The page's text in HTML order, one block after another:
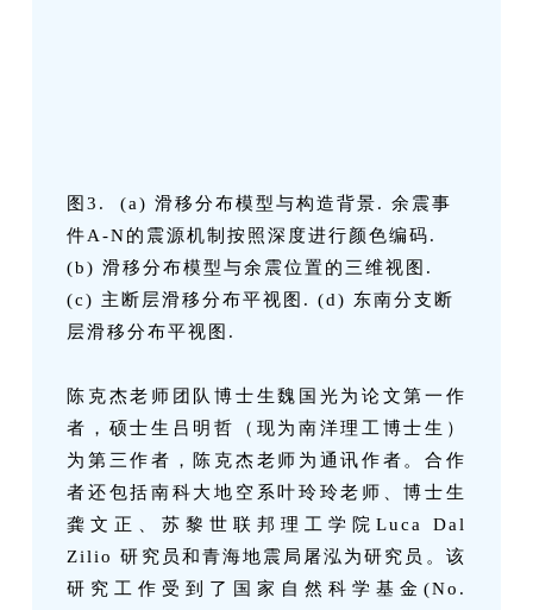
图3. (a) 滑移分布模型与构造背景. 余震事
件A-N的震源机制按照深度进行颜色编码.
(b) 滑移分布模型与余震位置的三维视图.
(c) 主断层滑移分布平视图. (d) 东南分支断
层滑移分布平视图.
陈克杰老师团队博士生魏国光为论文第一作
者，硕士生吕明哲（现为南洋理工博士生）
为第三作者，陈克杰老师为通讯作者。合作
者还包括南科大地空系叶玲玲老师、博士生
龚文正、苏黎世联邦理工学院Luca Dal
Zilio 研究员和青海地震局屠泓为研究员。该
研究工作受到了国家自然科学基金(No.